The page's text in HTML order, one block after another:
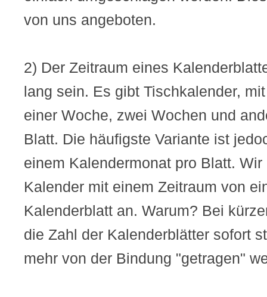
von uns angeboten.
2) Der Zeitraum eines
lang sein. Es gibt Tischkalender,
einer Woche, zwei Wochen und
Blatt. Die häufigste Variante ist
einem Kalendermonat pro Blatt.
Kalender mit einem Zeitraum von
Kalenderblatt an. Warum? Bei
die Zahl der Kalenderblätter sofort
mehr von der Bindung "getragen"